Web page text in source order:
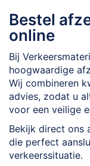
Bestel
online
Bij
hoogwaardige
Wij combineren
advies, zodat u
voor een veilige
Bekijk direct ons
die perfect
verkeerssituatie.